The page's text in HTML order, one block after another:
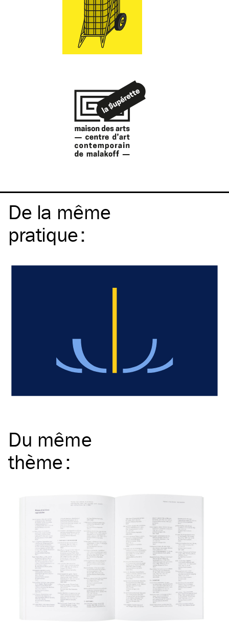
De la même
pratique:
Du même
thème: